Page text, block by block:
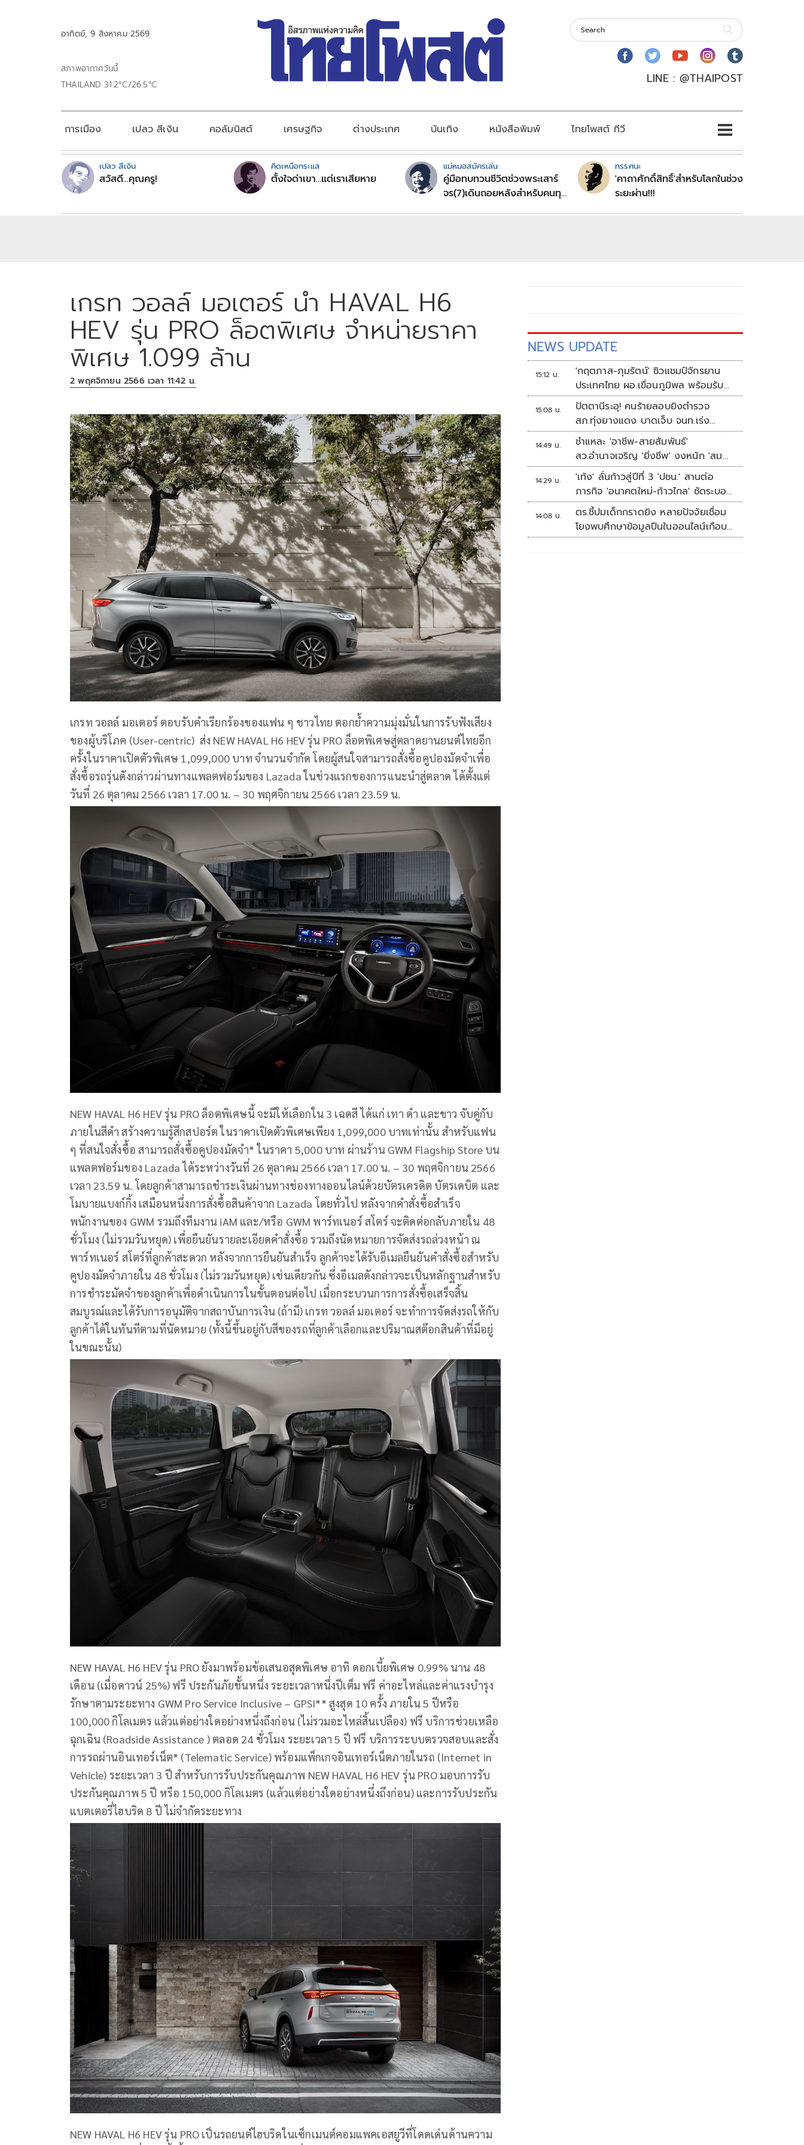
อาทิตย์, 9 สิงหาคม 2569
สภาพอากาศวันนี้
THAILAND 31.2°C/26.5°C
LINE : @THAIPOST
การเมือง เปลว สีเงิน คอลัมนิสต์ เศรษฐกิจ ต่างประเทศ บันเทิง หนังสือพิมพ์ ไทยโพสต์ ทีวี
เปลว สีเงิน
สวัสดี...คุณครู!
คิดเหนือกระแส
ตั้งใจด่าเขา...แต่เราเสียหาย
แม่หมอสมัครเล่น
คู่มือทบทวนชีวิตช่วงพระเสาร์
จร(7)เดินถอยหลังสำหรับคนทุก
ทรรศนะ
'คาถาศักดิ์สิทธิ์'สำหรับโลกในช่วง
ระยะผ่าน!!!
เกรท วอลล์ มอเตอร์ นำ HAVAL H6
HEV รุ่น PRO ล็อตพิเศษ จำหน่ายราคา
พิเศษ 1.099 ล้าน
2 พฤศจิกายน 2566 เวลา 11:42 น.
เกรท วอลล์ มอเตอร์ ตอบรับคำเรียกร้องของแฟน ๆ ชาวไทย ตอกย้ำความมุ่งมั่นในการรับฟังเสียง
ของผู้บริโภค (User-centric) ส่ง NEW HAVAL H6 HEV รุ่น PRO ล็อตพิเศษสู่ตลาดยานยนต์ไทยอีก
ครั้งในราคาเปิดตัวพิเศษ 1,099,000 บาท จำนวนจำกัด โดยผู้สนใจสามารถสั่งซื้อคูปองมัดจำเพื่อ
สั่งซื้อรถรุ่นดังกล่าวผ่านทางแพลตฟอร์มของ Lazada ในช่วงแรกของการแนะนำสู่ตลาด ได้ตั้งแต่
วันที่ 26 ตุลาคม 2566 เวลา 17.00 น. – 30 พฤศจิกายน 2566 เวลา 23.59 น.
NEW HAVAL H6 HEV รุ่น PRO ล็อตพิเศษนี้ จะมีให้เลือกใน 3 เฉดสี ได้แก่ เทา ดำ และขาว จับคู่กับ
ภายในสีดำ สร้างความรู้สึกสปอร์ต ในราคาเปิดตัวพิเศษเพียง 1,099,000 บาทเท่านั้น สำหรับแฟน
ๆ ที่สนใจสั่งซื้อ สามารถสั่งซื้อคูปองมัดจำ* ในราคา 5,000 บาท ผ่านร้าน GWM Flagship Store บน
แพลตฟอร์มของ Lazada ได้ระหว่างวันที่ 26 ตุลาคม 2566 เวลา 17.00 น. – 30 พฤศจิกายน 2566
เวลา 23.59 น. โดยลูกค้าสามารถชำระเงินผ่านทางช่องทางออนไลน์ด้วยบัตรเครดิต บัตรเดบิต และ
โมบายแบงก์กิ้ง เสมือนหนึ่งการสั่งซื้อสินค้าจาก Lazada โดยทั่วไป หลังจากคำสั่งซื้อสำเร็จ
พนักงานของ GWM รวมถึงทีมงาน iAM และ/หรือ GWM พาร์ทเนอร์ สโตร์ จะติดต่อกลับภายใน 48
ชั่วโมง (ไม่รวมวันหยุด) เพื่อยืนยันรายละเอียดคำสั่งซื้อ รวมถึงนัดหมายการจัดส่งรถล่วงหน้า ณ
พาร์ทเนอร์ สโตร์ที่ลูกค้าสะดวก หลังจากการยืนยันสำเร็จ ลูกค้าจะได้รับอีเมลยืนยันคำสั่งซื้อสำหรับ
คูปองมัดจำภายใน 48 ชั่วโมง (ไม่รวมวันหยุด) เช่นเดียวกัน ซึ่งอีเมลดังกล่าวจะเป็นหลักฐานสำหรับ
การชำระมัดจำของลูกค้าเพื่อดำเนินการในขั้นตอนต่อไป เมื่อกระบวนการการสั่งซื้อเสร็จสิ้น
สมบูรณ์และได้รับการอนุมัติจากสถาบันการเงิน (ถ้ามี) เกรท วอลล์ มอเตอร์ จะทำการจัดส่งรถให้กับ
ลูกค้าได้ในทันทีตามที่นัดหมาย (ทั้งนี้ขึ้นอยู่กับสีของรถที่ลูกค้าเลือกและปริมาณสต๊อกสินค้าที่มีอยู่
ในขณะนั้น)
NEW HAVAL H6 HEV รุ่น PRO ยังมาพร้อมข้อเสนอสุดพิเศษ อาทิ ดอกเบี้ยพิเศษ 0.99% นาน 48
เดือน (เมื่อดาวน์ 25%) ฟรี ประกันภัยชั้นหนึ่ง ระยะเวลาหนึ่งปีเต็ม ฟรี ค่าอะไหล่และค่าแรงบํารุง
รักษาตามระยะทาง GWM Pro Service Inclusive – GPSI** สูงสุด 10 ครั้ง ภายใน 5 ปีหรือ
100,000 กิโลเมตร แล้วแต่อย่างใดอย่างหนึ่งถึงก่อน (ไม่รวมอะไหล่สิ้นเปลือง) ฟรี บริการช่วยเหลือ
ฉุกเฉิน (Roadside Assistance ) ตลอด 24 ชั่วโมง ระยะเวลา 5 ปี ฟรี บริการระบบตรวจสอบและสั่ง
การรถผ่านอินเทอร์เน็ต* (Telematic Service) พร้อมแพ็กเกจอินเทอร์เน็ตภายในรถ (Internet in
Vehicle) ระยะเวลา 3 ปี สำหรับการรับประกันคุณภาพ NEW HAVAL H6 HEV รุ่น PRO มอบการรับ
ประกันคุณภาพ 5 ปี หรือ 150,000 กิโลเมตร (แล้วแต่อย่างใดอย่างหนึ่งถึงก่อน) และการรับประกัน
แบตเตอรี่ไฮบริด 8 ปี ไม่จำกัดระยะทาง
NEW HAVAL H6 HEV รุ่น PRO เป็นรถยนต์ไฮบริดในเซ็กเมนต์คอมแพคเอสยูวีที่โดดเด่นด้านความ
NEWS UPDATE
15:12 น.
'กฤตภาส-ภุมรัตน์' ซิวแชมป์จักรยาน
ประเทศไทย ผอ.เขื่อนภูมิพล พร้อมรับ
เจ้าภาพต่อ ปี 2570
15:08 น.
ปัตตานีระอุ! คนร้ายลอบยิงตำรวจ
สภ.ทุ่งยางแดง บาดเจ็บ จนท.เร่ง
ติดตามผู้ก่อเหตุ
14:49 น.
ชำแหละ 'อาชีพ-สายสัมพันธ์'
สว.อำนาจเจริญ 'ยิ่งชีพ' งงหนัก 'สม
พาน' ขายก๋วยเตี๋ยวอะไร
14:29 น.
'เท้ง' ลั่นก้าวสู่ปีที่ 3 'ปชน.' สานต่อ
ภารกิจ 'อนาคตใหม่-ก้าวไกล' ซัดระบอบ
สีน้ำเงิน ทำหลักนิติรัฐ-นิติธรรมสั่น
คลอน
14:08 น.
ตร.ชี้ปมเด็กกราดยิง หลายปัจจัยเชื่อม
โยงพบศึกษาข้อมูลปืนในออนไลน์เกือบ
2 ปี